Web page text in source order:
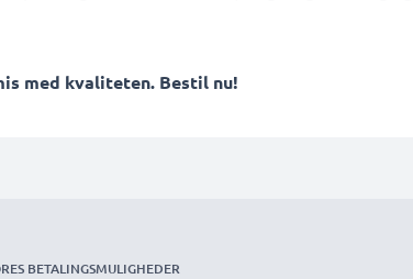
med kvaliteten. Bestil nu!
BETALINGSMULIGHEDER